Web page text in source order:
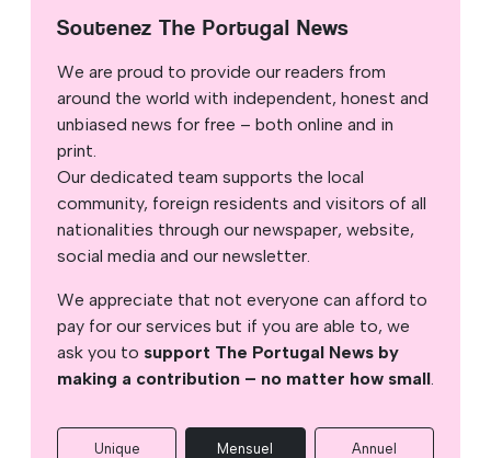
Soutenez The Portugal News
We are proud to provide our readers from
around the world with independent, honest and
unbiased news for free – both online and in
print.
Our dedicated team supports the local
community, foreign residents and visitors of all
nationalities through our newspaper, website,
social media and our newsletter.
We appreciate that not everyone can afford to
pay for our services but if you are able to, we
ask you to support The Portugal News by
making a contribution – no matter how small.
Unique Mensuel Annuel